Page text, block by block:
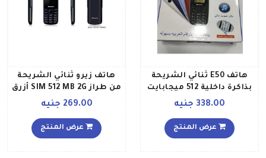
هاتف E50 ثنائي الشريحة
بذاكرة داخلية 512 ميجابايت
بشبكة الجيل الثاني وبلون
338.00 جنيه
عرض المنتج
هاتف زيرو ثنائي الشريحة
من طراز SIM 512 MB 2G أزرق
269.00 جنيه
عرض المنتج